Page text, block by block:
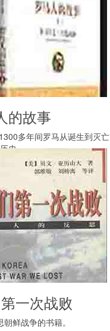
的故事
多年间罗马从诞生到灭亡
史。
一次战败
鲜战争的书籍。